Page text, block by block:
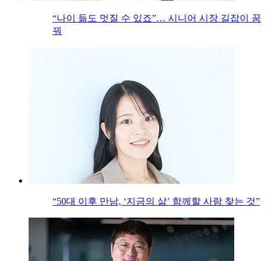
“나이 듦도 멋질 수 있죠”… 시니어 시장 길잡이 꿈
꿔
“50대 이후 만남, ‘지금의 삶’ 함께할 사람 찾는 것”